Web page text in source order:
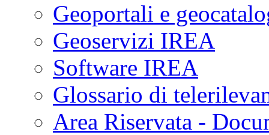
Geoportali e
Geoservizi IREA
Software IREA
Glossario di
Area Riservata -